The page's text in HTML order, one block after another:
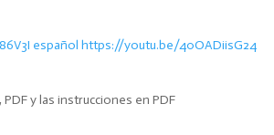
español https://youtu.be/40OADiisG24
y las instrucciones en PDF